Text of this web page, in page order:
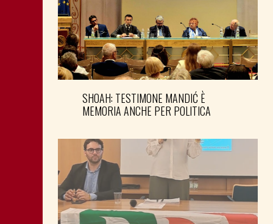
SHOAH: TESTIMONE MANDIĆ È
MEMORIA ANCHE PER POLITICA